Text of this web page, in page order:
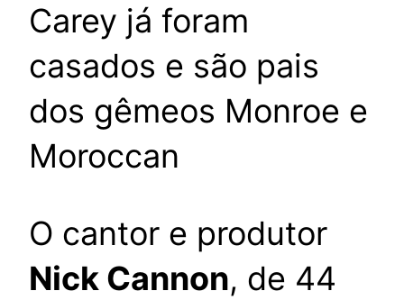
Carey já foram
casados e são pais
dos gêmeos Monroe e
Moroccan
O cantor e produtor
Nick Cannon, de 44